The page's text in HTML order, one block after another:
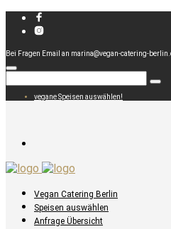
Bei Fragen Email an marina@vegan-catering-
vegane Speisen auswählen!
Vegan Catering Berlin
Speisen auswählen
Anfrage Übersicht